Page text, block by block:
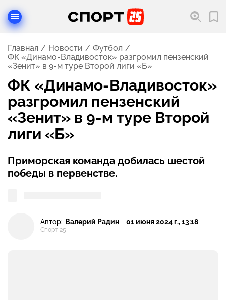
Главная Новости
Футбол
ФК «Динамо-Владивосток» разгромил пензенский
«Зенит» в 9-м туре Второй лиги «Б»
ФК «Динамо-Владивосток»
разгромил пензенский
«Зенит» в 9-м туре Второй
лиги «Б»
Приморская команда добилась шестой
победы в первенстве.
Автор: Валерий Радин
Спорт 25
01 июня 2024 г., 13:18